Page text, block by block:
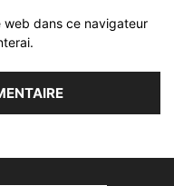
web dans ce navigateur